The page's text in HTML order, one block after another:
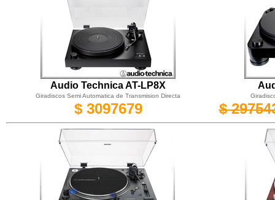
Audio Technica AT-LP8X
Giradiscos Semi Automatica de Transmision Directa
$ 3097679 $